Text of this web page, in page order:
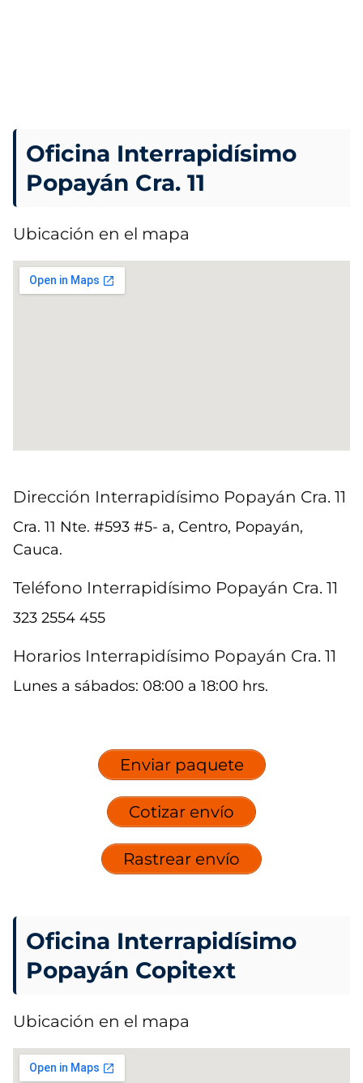
Oficina Interrapidísimo
Popayán Cra. 11
Ubicación en el mapa
Dirección Interrapidísimo Popayán Cra. 11
Cra. 11 Nte. #593 #5- a, Centro, Popayán,
Cauca.
Teléfono Interrapidísimo Popayán Cra. 11
323 2554 455
Horarios Interrapidísimo Popayán Cra. 11
Lunes a sábados: 08:00 a 18:00 hrs.
Enviar paquete
Cotizar envío
Rastrear envío
Oficina Interrapidísimo
Popayán Copitext
Ubicación en el mapa